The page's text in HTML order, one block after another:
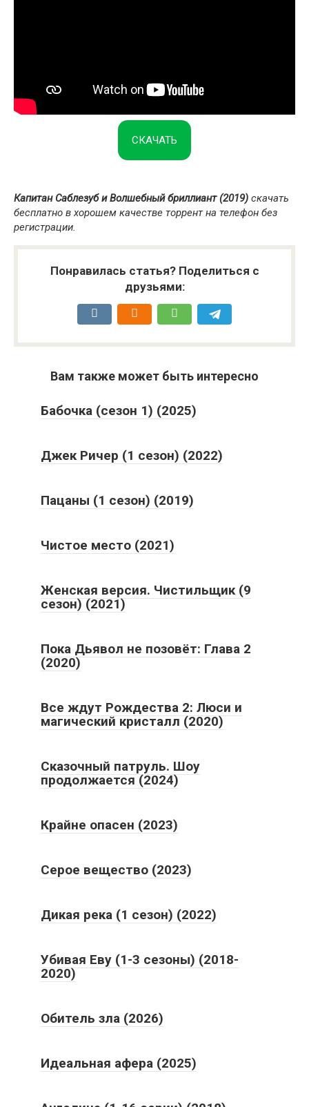
СКАЧАТЬ
Капитан Саблезуб и Волшебный бриллиант (2019) скачать
бесплатно в хорошем качестве торрент на телефон без
регистрации.
Понравилась статья? Поделиться с
друзьями:
Вам также может быть интересно
Бабочка (сезон 1) (2025)
Джек Ричер (1 сезон) (2022)
Пацаны (1 сезон) (2019)
Чистое место (2021)
Женская версия. Чистильщик (9
сезон) (2021)
Пока Дьявол не позовёт: Глава 2
(2020)
Все ждут Рождества 2: Люси и
магический кристалл (2020)
Сказочный патруль. Шоу
продолжается (2024)
Крайне опасен (2023)
Серое вещество (2023)
Дикая река (1 сезон) (2022)
Убивая Еву (1-3 сезоны) (2018-
2020)
Обитель зла (2026)
Идеальная афера (2025)